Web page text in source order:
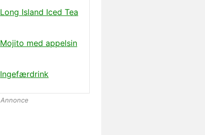
Long Island Iced Tea
Mojito med appelsin
Ingefærdrink
Annonce